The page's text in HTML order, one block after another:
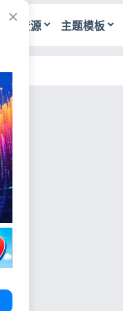
源码资源 主题模板